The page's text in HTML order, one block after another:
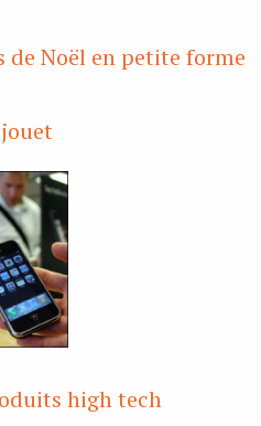
de Noël en petite forme
high tech